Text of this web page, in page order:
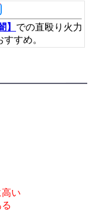
】 での直殴り火力
すめ。
い